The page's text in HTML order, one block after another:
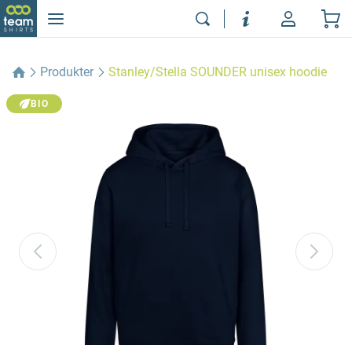
Produkter Stanley/Stella SOUNDER unisex hoodie
BIO